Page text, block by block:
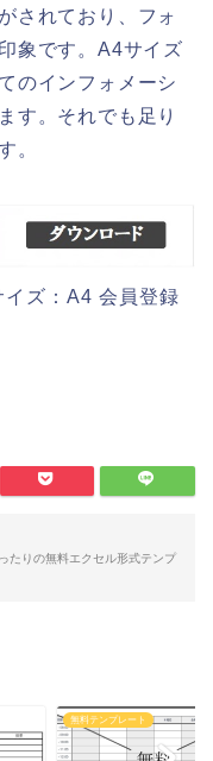
されており、フォ
象です。A4サイズ
のインフォメーシ
す。それでも足り
。
ズ：A4 会員登録
たりの無料エクセル形式テンプ
無料テンプレート